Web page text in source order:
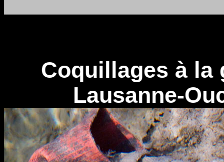
Coquillages à la
Lausanne-